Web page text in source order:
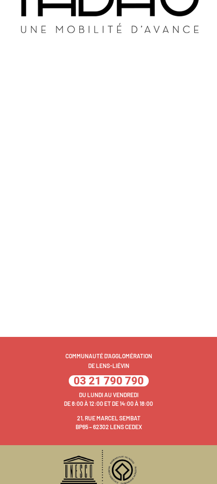
COMMUNAUTÉ D'AGGLOMÉRATION
DE LENS-LIÉVIN
03 21 790 790
DU LUNDI AU VENDREDI
DE 8:00 À 12:00 ET DE 14:00 À 18:00
21, RUE MARCEL SEMBAT
BP65 – 62302 LENS CEDEX